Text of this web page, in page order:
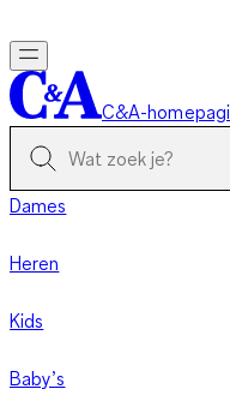
C&A-
Dames
Heren
Kids
Baby’s